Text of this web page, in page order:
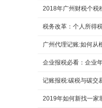
2018年广州财税个税
税务改革：个人所得
广州代理记账:如何从
企业报税必看：企业
记账报税:碳税与碳交
2019年如何新找一家